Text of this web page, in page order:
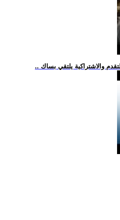
والاشتراكية يلتقي بساك